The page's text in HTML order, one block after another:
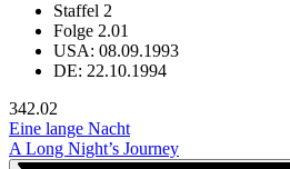
Staffel 2
Folge 2.01
USA: 08.09.1993
DE: 22.10.1994
342.02
Eine lange Nacht
A Long Night’s Journey